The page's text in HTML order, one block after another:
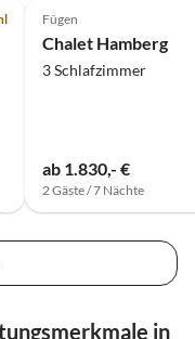
Fügen
Chalet Hamberg
3 Schlafzimmer
ab 1.830,- €
2 Gäste / 7 Nächte
in